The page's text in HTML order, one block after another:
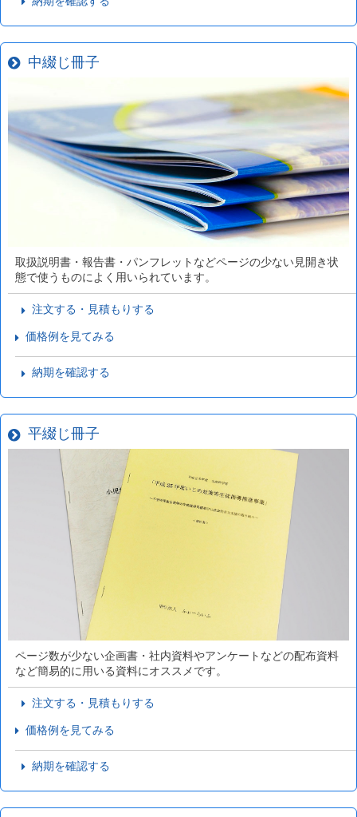
中綴じ冊子
取扱説明書・報告書・パンフレットなどページの少ない見開き状
態で使うものによく用いられています。
注文する・見積もりする
価格例を見てみる
納期を確認する
平綴じ冊子
ページ数が少ない企画書・社内資料やアンケートなどの配布資料
など簡易的に用いる資料にオススメです。
注文する・見積もりする
価格例を見てみる
納期を確認する